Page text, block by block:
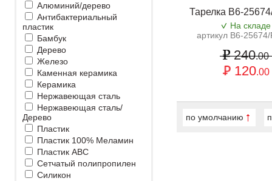
Алюминий/дерево
Антибактериальный
пластик
Бамбук
Дерево
Железо
Каменная керамика
Керамика
Нержавеющая сталь
Нержавеющая сталь/
Дерево
Пластик
Пластик 100% Меламин
Пластик ABC
Сетчатый полипропилен
Силикон
Тарелка B6-
На складе
артикул B6-
240.00
120.00
по умолчанию